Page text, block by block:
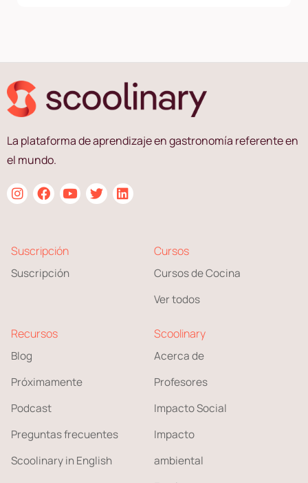
La plataforma de aprendizaje en gastronomía referente en
el mundo.
Suscripción
Suscripción
Cursos
Cursos de Cocina
Ver todos
Recursos
Blog
Próximamente
Podcast
Preguntas frecuentes
Scoolinary in English
Scoolinary
Acerca de
Profesores
Impacto Social
Impacto
ambiental